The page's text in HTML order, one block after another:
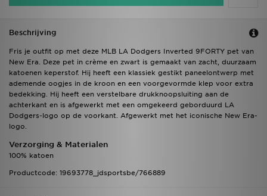
Beschrijving
Fris je outfit op met deze MLB LA Dodgers Inverted 9FORTY pet van
New Era. Deze pet in crème en zwart is gemaakt van zacht, duurzaam
katoenen keperstof. Hij heeft een klassiek gestikt paneelontwerp met
ademende oogjes in de kroon en een voorgevormde klep voor extra
bedekking. Hij heeft een verstelbare drukknoopsluiting aan de
achterkant en is afgewerkt met een omgekeerd geborduurd LA
Dodgers-logo op de voorkant. Afgewerkt met het iconische New Era-
logo.
Verzorging & Materialen
100% katoen
Productcode: 19693778_jdsportsbe/766889